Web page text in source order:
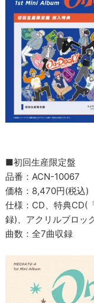
■初回生産限定盤
品番：ACN-10067
価格：8,470円(税込)
仕様：CD、特典CD(
録)、アクリルブロッ
曲数：全7曲収録